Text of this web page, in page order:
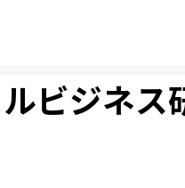
ビジネス